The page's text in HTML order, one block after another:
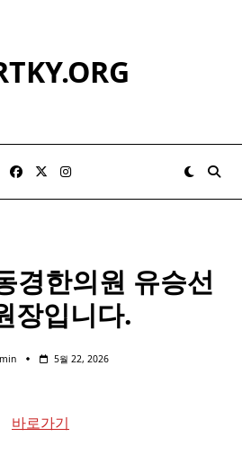
경한의원 유승선
장입니다.
5월 22, 2026
바로가기